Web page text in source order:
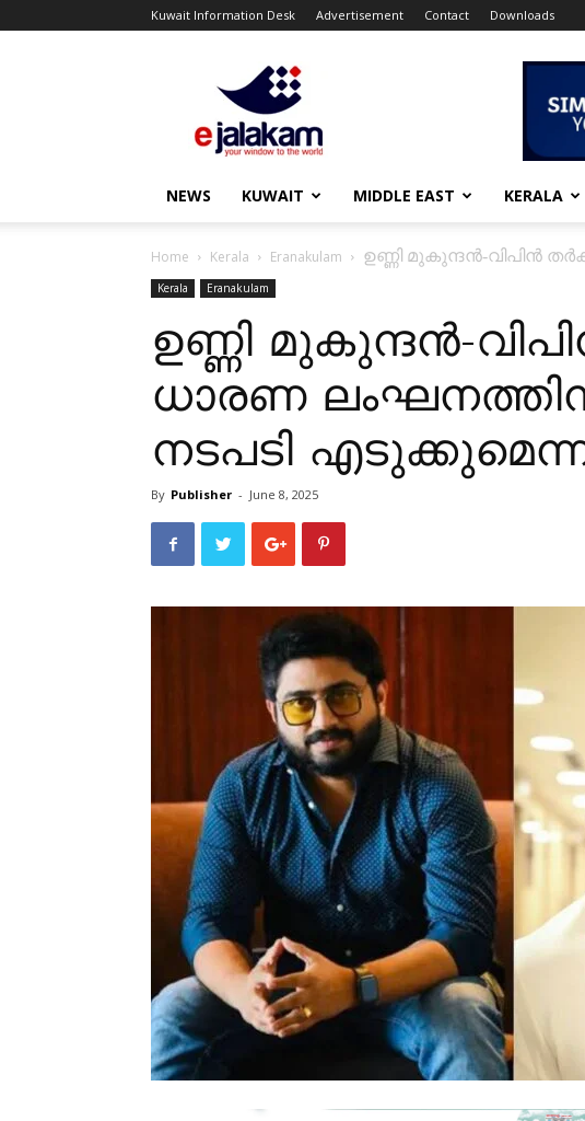
Kuwait Information Desk Advertisement Contact Downloads
ejalakam
NEWS KUWAIT MIDDLE EAST KERALA
Home Kerala Eranakulam ഉണ്ണി മുകുന്ദൻ-വിപിൻ
Kerala Eranakulam
ഉണ്ണി മുകുന്ദൻ-
ധാരണ ലംഘനത്തിന്
നടപടി
By Publisher - June 8, 2025